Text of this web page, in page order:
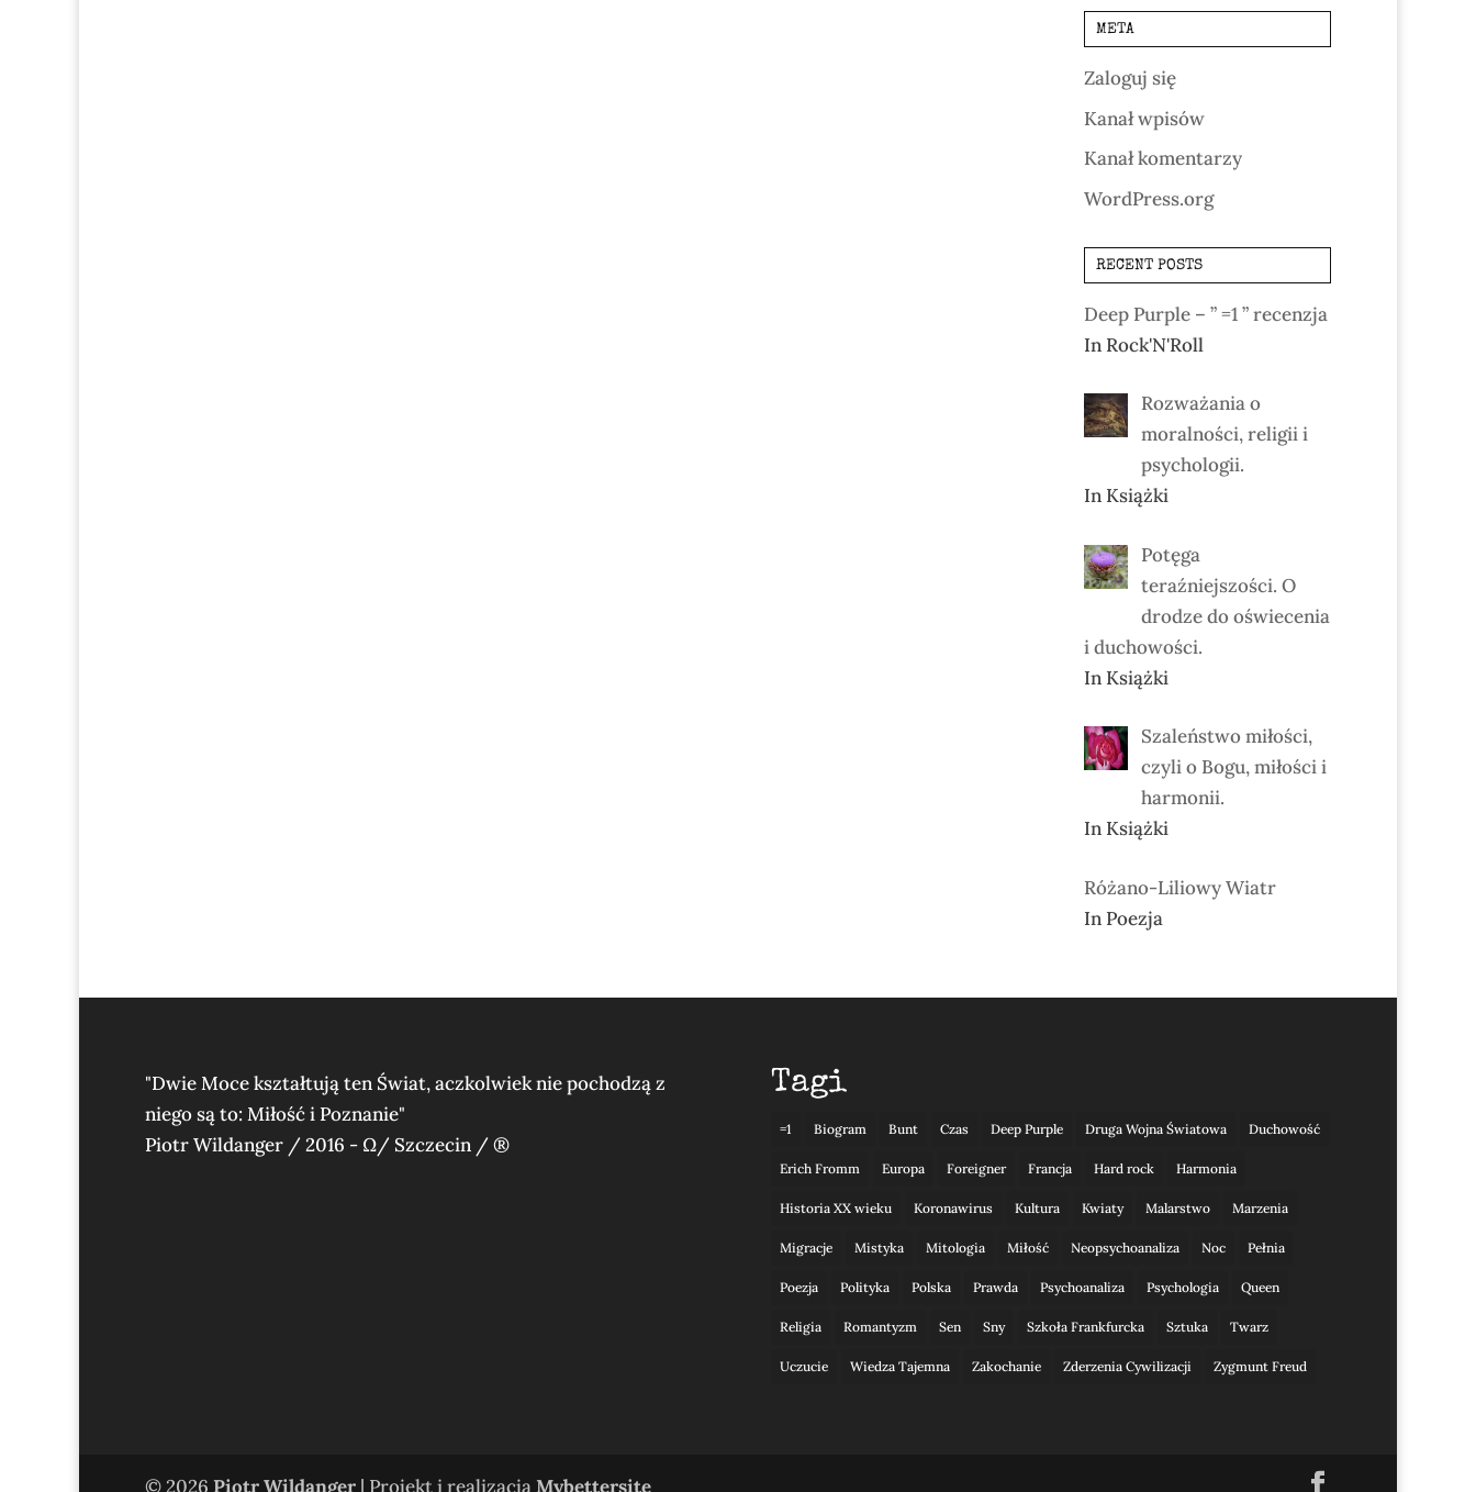
META
Zaloguj się
Kanał wpisów
Kanał komentarzy
WordPress.org
RECENT POSTS
Deep Purple – ” =1 ” recenzja
In Rock'N'Roll
Rozważania o
moralności, religii i
psychologii.
In Książki
Potęga
teraźniejszości. O
drodze do oświecenia
i duchowości.
In Książki
Szaleństwo miłości,
czyli o Bogu, miłości i
harmonii.
In Książki
Różano-Liliowy Wiatr
In Poezja
"Dwie Moce kształtują ten Świat, aczkolwiek nie pochodzą z
niego są to: Miłość i Poznanie"
Piotr Wildanger / 2016 - Ω/ Szczecin / ®
Tagi
=1 Biogram Bunt Czas Deep Purple Druga Wojna Światowa Duchowość
Erich Fromm Europa Foreigner Francja Hard rock Harmonia
Historia XX wieku Koronawirus Kultura Kwiaty Malarstwo Marzenia
Migracje Mistyka Mitologia Miłość Neopsychoanaliza Noc Pełnia
Poezja Polityka Polska Prawda Psychoanaliza Psychologia Queen
Religia Romantyzm Sen Sny Szkoła Frankfurcka Sztuka Twarz
Uczucie Wiedza Tajemna Zakochanie Zderzenia Cywilizacji Zygmunt Freud
© 2026 Piotr Wildanger | Projekt i realizacja Mybettersite